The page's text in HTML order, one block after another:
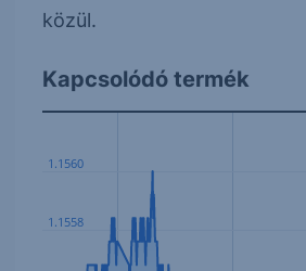
közül.
Kapcsolódó termék
1.1558
1.1560